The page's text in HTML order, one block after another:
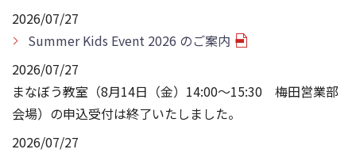
2026/07/27
Summer Kids Event 2026 のご案内
2026/07/27
まなぼう教室（8月14日（金）14:00～15:30 梅田営業部
会場）の申込受付は終了いたしました。
2026/07/27